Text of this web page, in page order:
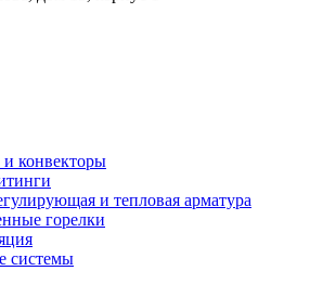
конвекторы
и тепловая арматура
горелки
системы